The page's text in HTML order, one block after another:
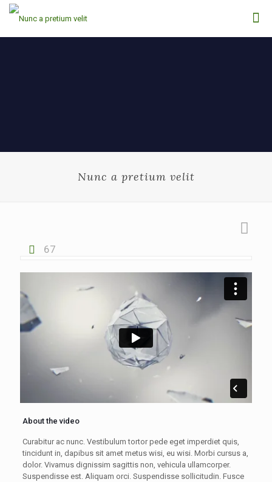
Nunc a pretium velit
67
About the video
Curabitur ac nunc. Vestibulum tortor pede eget imperdiet quis,
tincidunt in, dapibus sit amet metus wisi, eu wisi. Morbi cursus a,
dolor. Vivamus dignissim sagittis non, vehicula ullamcorper.
Suspendisse est. Aliquam orci. Suspendisse sollicitudin. Fusce